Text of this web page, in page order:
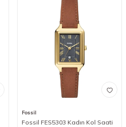
Fossil
Fossil FES5303 Kadın Kol Saati